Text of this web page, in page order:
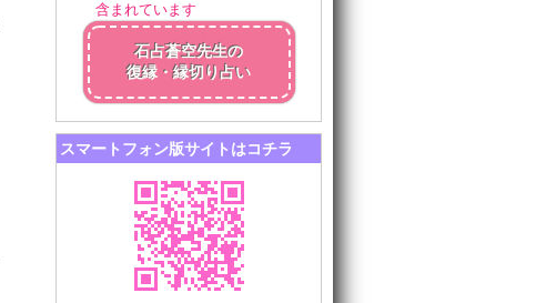
含まれています
石占蒼空先生の
復縁・縁切り占い
スマートフォン版サイトはコチラ